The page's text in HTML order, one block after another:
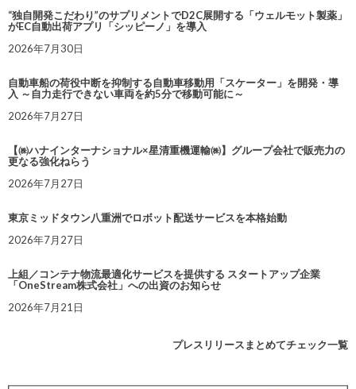
“独自開発こだわり”のサプリメントでD2C展開する「ウェルモット製薬」
がEC自動出荷アプリ「シッピーノ」を導入
2026年7月30日
自動車船の荷役中断を抑制する自動車移動用「スケーター」を開発・導
入 ～自力走行できない車両を約5分で移動可能に～
2026年7月27日
【㈱ハナインターナショナル×星清重機運輸㈱】グループ会社で販売力の
更なる強化ねらう
2026年7月27日
東京ミッドタウン八重洲でロボット配送サービスを本格始動
2026年7月27日
上組／コンテナ物流最適化サービスを提供する スタートアップ企業
「OneStream株式会社」への出資のお知らせ
2026年7月21日
プレスリリースまとめてチェック一覧